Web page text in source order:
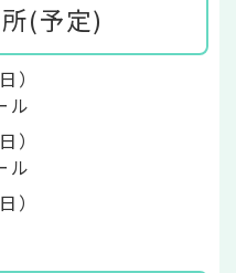
(予定)
）
ル
）
ル
）